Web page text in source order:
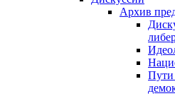
Архив
Пути